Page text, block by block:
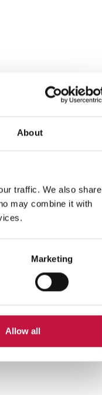
About
traffic. We also share
may combine it with
Marketing
Allow all